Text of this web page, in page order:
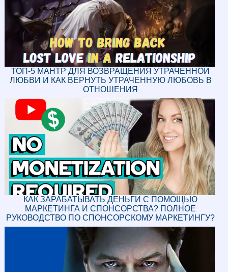
ТОП-5 МАНТР ДЛЯ ВОЗВРАЩЕНИЯ УТРАЧЕННОЙ
ЛЮБВИ И КАК ВЕРНУТЬ УТРАЧЕННУЮ ЛЮБОВЬ В
ОТНОШЕНИЯ
КАК ЗАРАБАТЫВАТЬ ДЕНЬГИ С ПОМОЩЬЮ
МАРКЕТИНГА И СПОНСОРСТВА? ПОЛНОЕ
РУКОВОДСТВО ПО СПОНСОРСКОМУ МАРКЕТИНГУ?